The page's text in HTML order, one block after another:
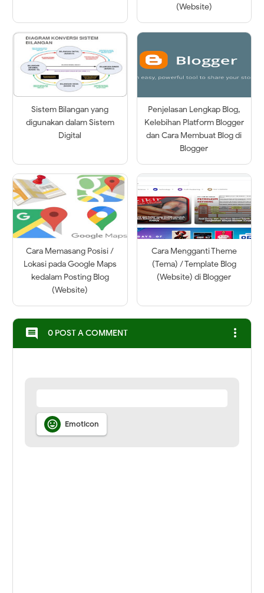
(Website)
Sistem Bilangan yang
digunakan dalam Sistem
Digital
Penjelasan Lengkap Blog,
Kelebihan Platform Blogger
dan Cara Membuat Blog di
Blogger
Cara Memasang Posisi /
Lokasi pada Google Maps
kedalam Posting Blog
(Website)
Cara Mengganti Theme
(Tema) / Template Blog
(Website) di Blogger
comment 0 POST A COMMENT more_vert
 Emoticon